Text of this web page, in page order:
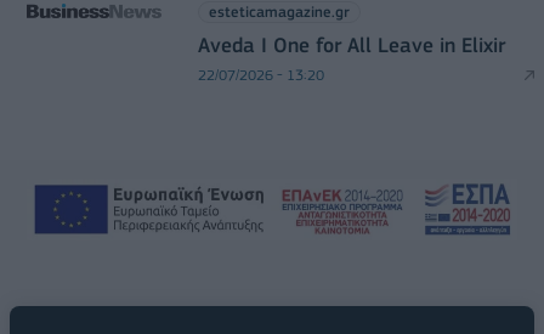
esteticamagazine.gr
Aveda I One for All Leave in Elixir
22/07/2026 - 13:20